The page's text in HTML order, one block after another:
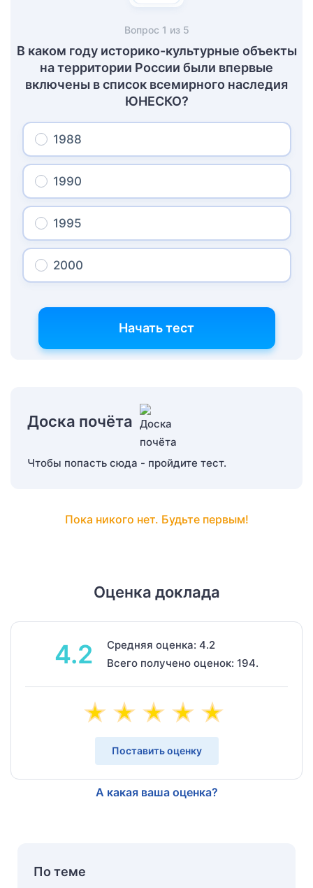
Вопрос 1 из 5
В каком году историко-культурные объекты
на территории России были впервые
включены в список всемирного наследия
ЮНЕСКО?
1988
1990
1995
2000
Начать тест
Доска почёта
Чтобы попасть сюда - пройдите тест.
Пока никого нет. Будьте первым!
Оценка доклада
4.2
Средняя оценка: 4.2
Всего получено оценок: 194.
Поставить оценку
А какая ваша оценка?
По теме